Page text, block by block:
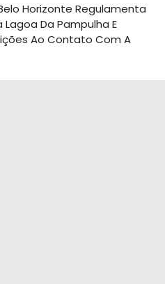
Horizonte Regulamenta
Lagoa Da Pampulha E
Ao Contato Com A